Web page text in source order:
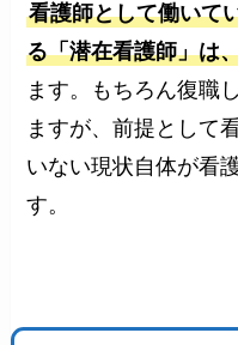
看護師として働いて
る「潜在看護師」は
ます。もちろん復職
ますが、前提として
いない現状自体が看
す。